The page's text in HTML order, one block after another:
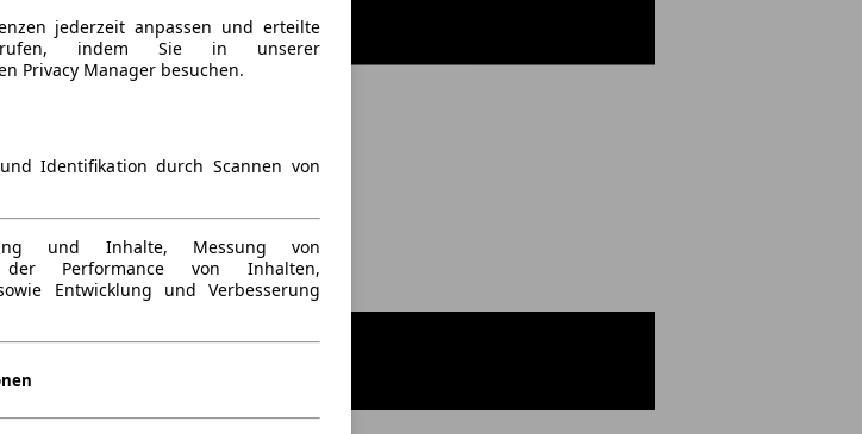
jederzeit anpassen und erteilte
indem Sie in unserer
Privacy Manager besuchen.
Identifikation durch Scannen von
und Inhalte, Messung von
Performance von Inhalten,
Entwicklung und Verbesserung